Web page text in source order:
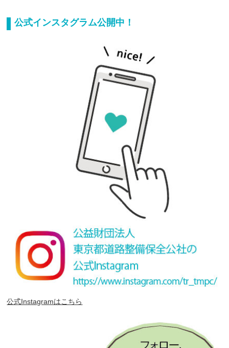
公式インスタグラム公開中！
公式Instagramはこちら